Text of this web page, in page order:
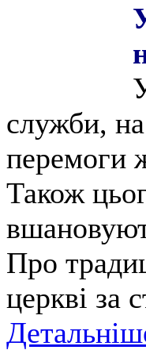
служби,
перемоги
Також
Про
церкві за